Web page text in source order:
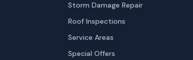
Storm Damage Repair
Roof Inspections
Service Areas
Special Offers